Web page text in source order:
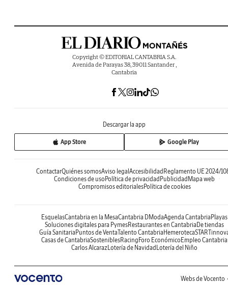
Copyright © EDITORIAL CANTABRIA S.A.
Avenida de Parayas 38, 39011 Santander ,
Cantabria
Descargar la app
App Store Google Play
ContactarQuiénes somosAviso legalAccesibilidadReglamento UE 2024/
Condiciones de usoPolítica de privacidadPublicidadMapa web
Compromisos editorialesPolítica de cookies
EsquelasCantabria en la MesaCantabria DModaAgenda CantabriaPlayas
Soluciones digitales para PymesRestaurantes en CantabriaDe tiendas
Guía SanitariaPuntos de VentaTalento CantabriaHemeroteca
Casas de CantabriaSosteniblesRacingForo EconómicoEmpleo Cantabria
Carlos AlcarazLotería de NavidadLotería del Niño
Webs de Vocento